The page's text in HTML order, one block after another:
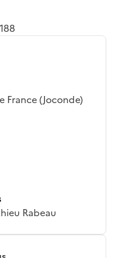
France (Joconde)
Rabeau